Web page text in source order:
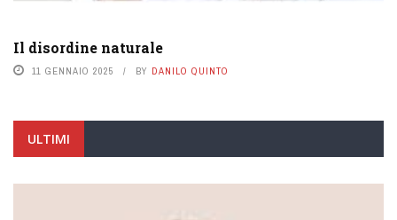
Il disordine naturale
11 GENNAIO 2025 BY DANILO QUINTO
ULTIMI